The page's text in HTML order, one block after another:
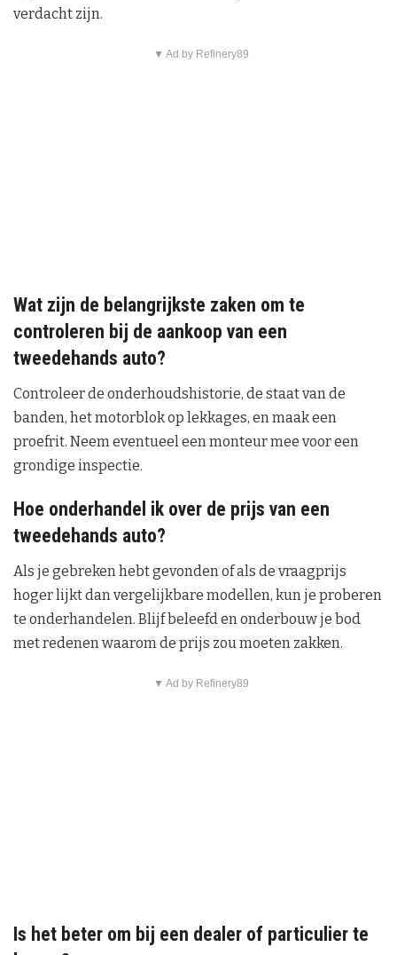
verdacht zijn.
▼ Ad by Refinery89
Wat zijn de belangrijkste zaken om te
controleren bij de aankoop van een
tweedehands auto?
Controleer de onderhoudshistorie, de staat van de
banden, het motorblok op lekkages, en maak een
proefrit. Neem eventueel een monteur mee voor een
grondige inspectie.
Hoe onderhandel ik over de prijs van een
tweedehands auto?
Als je gebreken hebt gevonden of als de vraagprijs
hoger lijkt dan vergelijkbare modellen, kun je proberen
te onderhandelen. Blijf beleefd en onderbouw je bod
met redenen waarom de prijs zou moeten zakken.
▼ Ad by Refinery89
Is het beter om bij een dealer of particulier te